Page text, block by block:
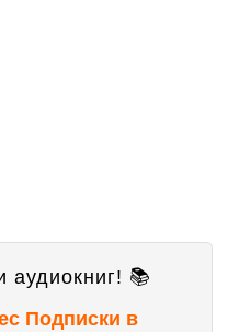
аудиокниг! 📚
Подписки в